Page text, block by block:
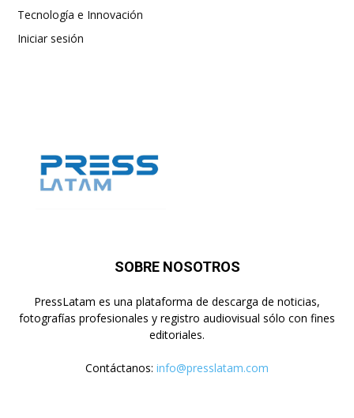
Tecnología e Innovación
Iniciar sesión
SOBRE NOSOTROS
PressLatam es una plataforma de descarga de noticias,
fotografías profesionales y registro audiovisual sólo con fines
editoriales.
Contáctanos: info@presslatam.com